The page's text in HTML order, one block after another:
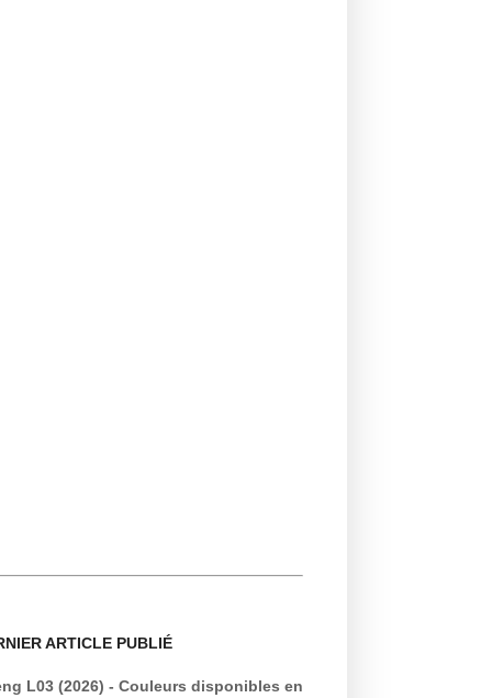
ARTICLE PUBLIÉ
L03 (2026) - Couleurs disponibles en